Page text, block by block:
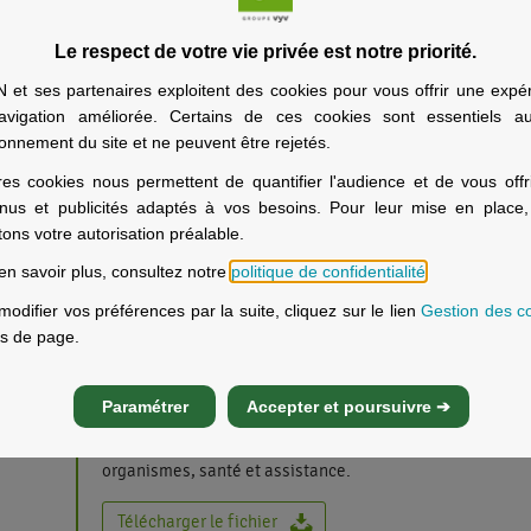
Le respect de votre vie privée est notre priorité.
et ses partenaires exploitent des cookies pour vous offrir une
améliorée. Certains de ces cookies sont essentiels
du site et ne peuvent être rejetés.
cookies nous permettent de quantifier l'audience et de vous
et publicités adaptés à vos besoins. Pour leur mise en
votre autorisation préalable.
savoir plus, consultez notre politique de confidentialité
vos préférences par la suite, cliquez sur le lienGestion des
de page.
Paramétrer Accepter et poursuivre ➔
Voir plus
Espace Mutuel de St Pierre et Miquelon
MGEN Section Extra Métropolitaine vous accueille à
et Miquelon pour tout renseignement relatif à votre
santé et prévoyance.
Voir plus
Sites Utiles Section Extra-Metropolitaine
organismes, santé et assistance.
Télécharger le fichier